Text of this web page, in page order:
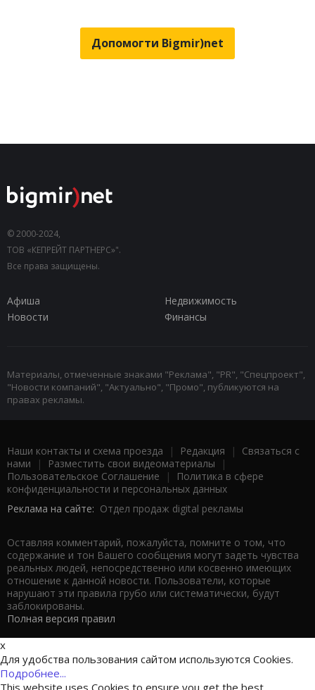
Допомогти Bigmir)net
© 2000-2024,
ТОВ «КЕПРЕЙТ ПАРТНЕРС»".
Все права защищены.
Афиша
Недвижимость
Новости
Финансы
Материалы, отмеченные знаками "Реклама", "PR", "Спецпроект",
"Новости компаний", "Актуально", "Промо", публикуются на
правах рекламы.
Наши контакты и схема проезда | Редакция | Связаться с
нами | Разместить свои видеоматериалы |
Пользовательское Соглашение |
Политика в сфере
конфиденциальности и персональных данных
Реклама на сайте: Отдел продаж digital рекламы
Оставляя комментарий, пожалуйста, помните о том, что
содержание и тон Вашего сообщения могут задеть чувства
реальных людей, непосредственно или косвенно имеющих
отношение к данной новости. Пользователи, которые
нарушают эти правила грубо или систематически, будут
заблокированы.
Полная версия правил
x
Для удобства пользования сайтом используются Cookies.
Подробнее...